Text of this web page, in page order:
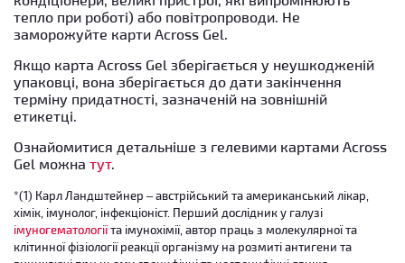
тепло при роботі) або повітропроводи. Не
заморожуйте карти Across Gel.
Якщо карта Across Gel зберігається у неушкодженій
упаковці, вона зберігається до дати закінчення
терміну придатності, зазначеній на зовнішній
етикетці.
Ознайомитися детальніше з гелевими картами Across
Gel можна тут.
*(1) Карл Ландштейнер – австрійський та американський лікар,
хімік, імунолог, інфекціоніст. Перший дослідник у галузі
імуногематологіїта імунохімії, автор праць з молекулярної та
клітинної фізіології реакції організму на розмиті антигени та